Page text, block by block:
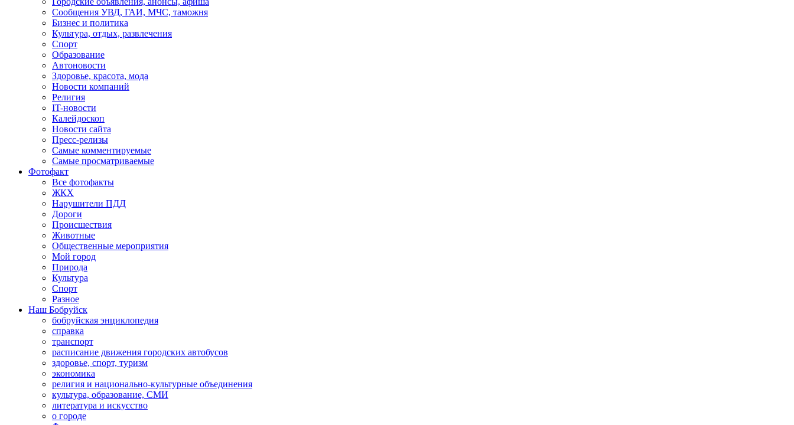
Сообщения УВД, ГАИ, МЧС, таможня
Бизнес и политика
Культура, отдых, развлечения
Спорт
Образование
Автоновости
Здоровье, красота, мода
Новости компаний
Религия
IT-новости
Калейдоскоп
Новости сайта
Пресс-релизы
Самые комментируемые
Самые просматриваемые
Фотофакт
Все фотофакты
ЖКХ
Нарушители ПДД
Дороги
Происшествия
Животные
Общественные мероприятия
Мой город
Природа
Культура
Спорт
Разное
Наш Бобруйск
бобруйская энциклопедия
справка
транспорт
расписание движения городских автобусов
здоровье, спорт, туризм
экономика
религия и национально-культурные объединения
культура, образование, СМИ
литература и искусство
о городе